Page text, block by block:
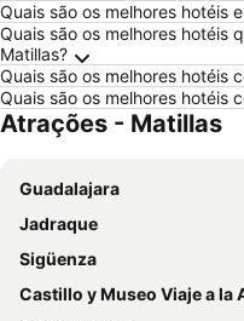
Quais são os melhores hotéis
Quais são os melhores hotéis
Matillas?
Quais são os melhores hotéis
Quais são os melhores hotéis
Atrações - Matillas
Guadalajara
Jadraque
Sigüenza
Castillo y Museo Viaje a la